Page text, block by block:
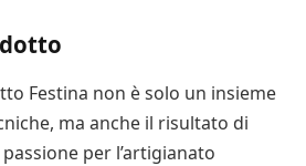
Festina non è solo un insieme
ma anche il risultato di
per l’artigianato